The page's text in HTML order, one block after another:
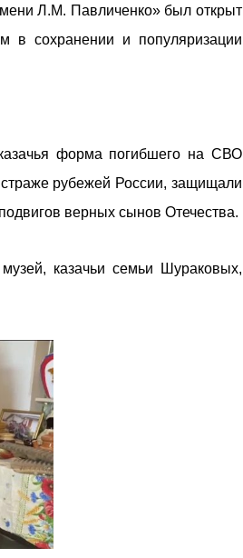
Л.М. Павличенко» был открыт
в сохранении и популяризации
форма погибшего на СВО
страже рубежей России, защищали
верных сынов Отечества.
казачьи семьи Шураковых,